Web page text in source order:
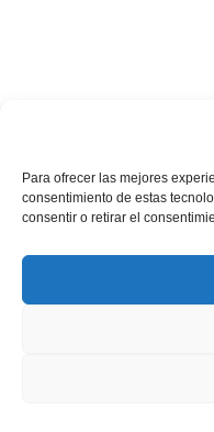
Para ofrecer las mejores
consentimiento de estas
consentir o retirar el